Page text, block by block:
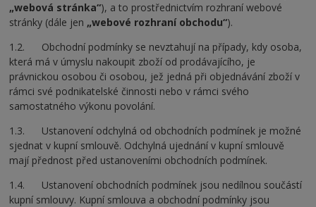
„webová stránka“), a to prostřednictvím rozhraní webové
stránky (dále jen „webové rozhraní obchodu“).
1.2. Obchodní podmínky se nevztahují na případy, kdy osoba,
která má v úmyslu nakoupit zboží od prodávajícího, je
právnickou osobou či osobou, jež jedná při objednávání zboží v
rámci své podnikatelské činnosti nebo v rámci svého
samostatného výkonu povolání.
1.3. Ustanovení odchylná od obchodních podmínek je možné
sjednat v kupní smlouvě. Odchylná ujednání v kupní smlouvě
mají přednost před ustanoveními obchodních podmínek.
1.4. Ustanovení obchodních podmínek jsou nedílnou součástí
kupní smlouvy. Kupní smlouva a obchodní podmínky jsou